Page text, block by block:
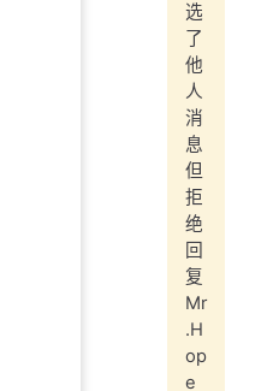
选
了
他
人
消
息
但
拒
绝
回
复
Mr
.H
op
e